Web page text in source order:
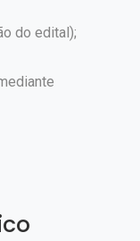
do edital);